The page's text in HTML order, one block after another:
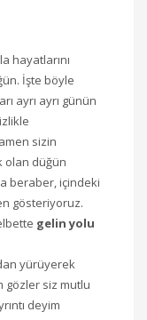
hayatlarını
İşte böyle
ayrı ayrı günün
sizin
olan düğün
beraber, içindeki
gösteriyoruz.
gelin yolu
yürüyerek
gözler siz mutlu
deyim